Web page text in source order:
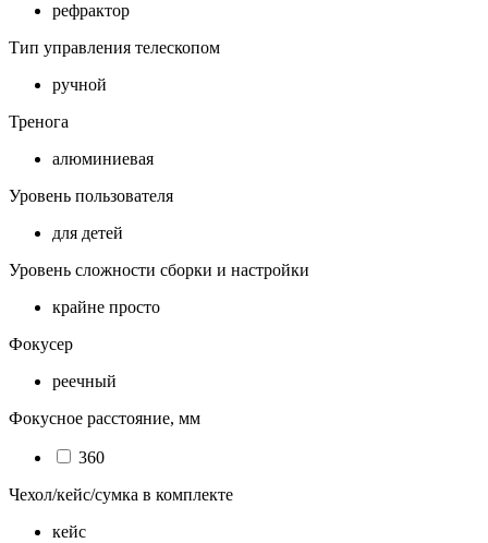
рефрактор
Тип управления телескопом
ручной
Тренога
алюминиевая
Уровень пользователя
для детей
Уровень сложности сборки и настройки
крайне просто
Фокусер
реечный
Фокусное расстояние, мм
360
Чехол/кейс/сумка в комплекте
кейс